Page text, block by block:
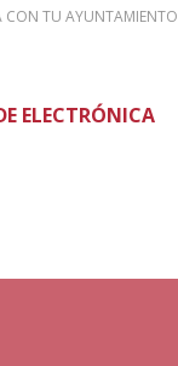
CON TU AYUNTAMIENTO
ELECTRÓNICA